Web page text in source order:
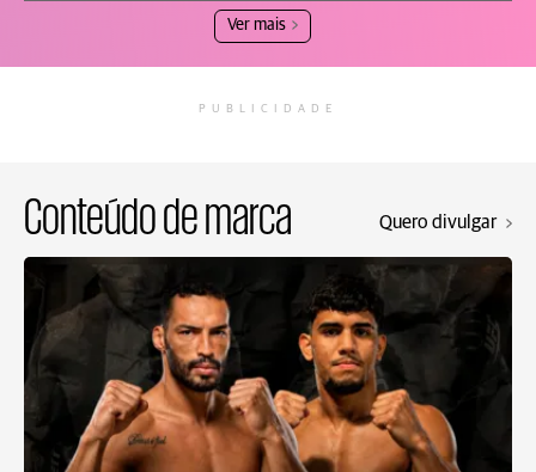
Ver mais
PUBLICIDADE
Conteúdo de marca Quero divulgar